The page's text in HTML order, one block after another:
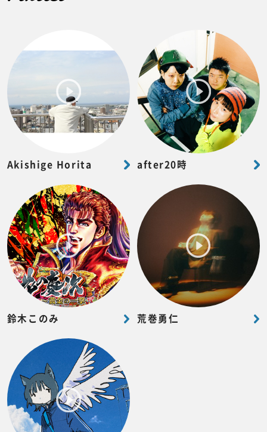
Akishige Horita after20時
鈴木このみ 荒巻勇仁